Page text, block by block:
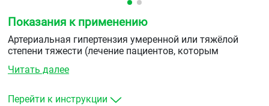
Показания к применению
Артериальная гипертензия умеренной или тяжёлой
степени тяжести (лечение пациентов, которым
Читать далее
Перейти к инструкции